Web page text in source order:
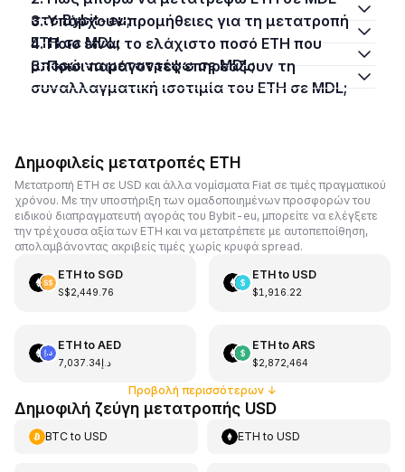
στο Bybit-eu;
3. Υπάρχουν προμήθειες για τη μετατροπή
ETH σε MDL;
4. Ποιο είναι το ελάχιστο ποσό ETH που
μπορώ να μετατρέψω σε MDL;
5. Ποιοι παράγοντες επηρεάζουν τη
συναλλαγματική ισοτιμία του ETH σε MDL;
Δημοφιλείς μετατροπές ETH
Μετατροπή ETH σε USD και άλλα νομίσματα Fiat σε τιμές πραγματικού
χρόνου. Με την υποστήριξη των ομαδοποιημένων προσφορών του
ειδικού διαπραγματευτή αγοράς του Bybit-eu, μπορείτε να ελέγξετε
την τρέχουσα αξία των ETH και να μετατρέπετε με αυτοπεποίθηση,
απολαμβάνοντας ακριβείς τιμές χωρίς κρυφά spread.
ETHto SGD
S$2,449.76
ETHto USD
$1,916.22
ETHto AED
د.إ7,037.34
ETHto ARS
$2,872,464
Προβολή περισσότερων↓
Δημοφιλή ζεύγη μετατροπής USD
BTCto USD ETH toUSD